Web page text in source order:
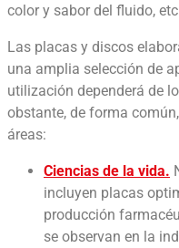
color y sabor del fluido,
Las placas y discos
una amplia selección de
utilización dependerá de
obstante, de forma
áreas:
Ciencias de la vida.
incluyen placas
producción
se observan en la